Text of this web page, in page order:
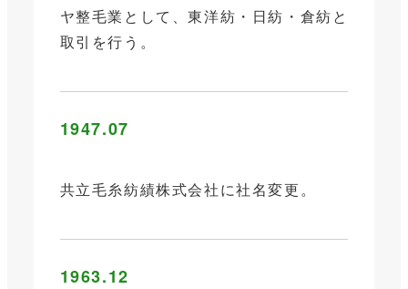
ヤ整毛業として、東洋紡・日紡・倉紡と
取引を行う。
1947.07
共立毛糸紡績株式会社に社名変更。
1963.12